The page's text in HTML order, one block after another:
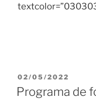
PUBLICADO
EL
02/05/2022
Programa de